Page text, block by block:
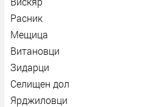
Расник
Мещица
Витановци
Зидарци
Селищен дол
Ярджиловци